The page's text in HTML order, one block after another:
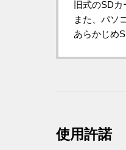
旧式のSD
また、パソ
あらかじめ
使用許諾